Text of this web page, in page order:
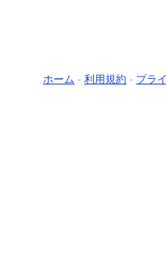
ホーム - 利用規約 - プラ